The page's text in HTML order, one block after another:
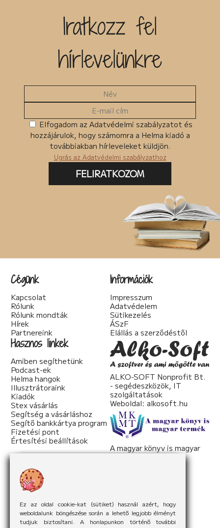
Ez az oldal cookie-kat (sütiket) használ azért, hogy
weboldalunk böngészése során a lehető legjobb élményt
tudjuk biztosítani. A honlapunkon történő további
Iratkozz fel
hírlevelünkre
Elfogadom az Adatvédelmi szabályzatot és
hozzájárulok, hogy számomra a Helma kiadó a
továbbiakban hírleveleket küldjön.
Ugrás az Adatvédelmi szabályzathoz
FELIRATKOZOM
Cégünk
Kapcsolat
Rólunk
Rólunk mondták
Hírek
Partnereink
Információk
Impresszum
Adatvédelem
Sütikezelés
ÁSzF
Elállás a szerződéstől
Hasznos linkek
Amiben segíthetünk
Podcast-ek
Helma hangok
Illusztrátoraink
Kiadók
Stex vásárlás
Segítség a vásárláshoz
Segítő bankkártya program
Fizetési pont
Értesítési beállítások
ALKO-SOFT Nonprofit Bt.
- segédeszközök, IT
szolgáltatások
Weboldal: alkosoft.hu
A magyar könyv is magyar
termék